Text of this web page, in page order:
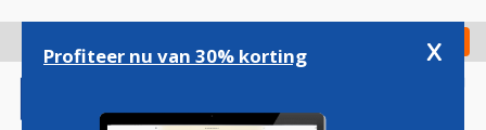
gaan
Check in
Profiteer nu van 30% korting x